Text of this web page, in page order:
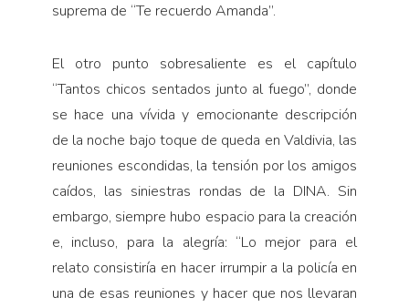
suprema de “Te recuerdo Amanda”.
El otro punto sobresaliente es el capítulo
“Tantos chicos sentados junto al fuego”, donde
se hace una vívida y emocionante descripción
de la noche bajo toque de queda en Valdivia, las
reuniones escondidas, la tensión por los amigos
caídos, las siniestras rondas de la DINA. Sin
embargo, siempre hubo espacio para la creación
e, incluso, para la alegría: “Lo mejor para el
relato consistiría en hacer irrumpir a la policía en
una de esas reuniones y hacer que nos llevaran